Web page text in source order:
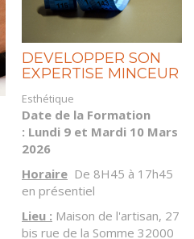
DEVELOPPER SON
EXPERTISE MINCEUR
Esthétique
Date de la Formation
: Lundi 9 et Mardi 10 Mars
2026
Horaire De 8H45 à 17h45
en présentiel
Lieu : Maison de l'artisan, 27
bis rue de la Somme 32000